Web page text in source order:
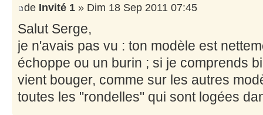
de Invité 1 » Dim 18 Sep 2011 07:45
Salut Serge,
je n'avais pas vu : ton modèle est
échoppe ou un burin ; si je comprends
vient bouger, comme sur les autres
toutes les "rondelles" qui sont logées